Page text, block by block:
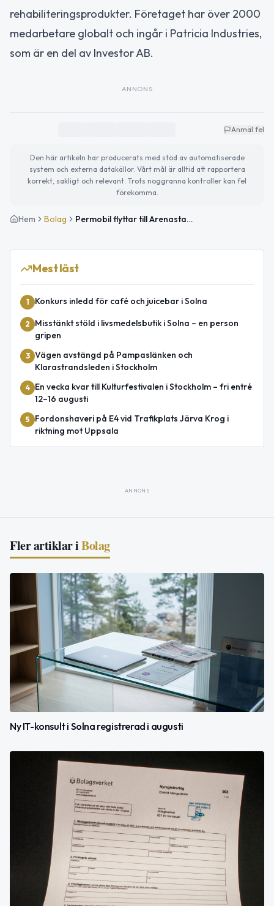
rehabiliteringsprodukter. Företaget har över 2000
medarbetare globalt och ingår i Patricia Industries,
som är en del av Investor AB.
ANNONS
Anmäl fel
Den här artikeln har producerats med stöd av automatiserade
system och externa datakällor. Vårt mål är alltid att rapportera
korrekt, sakligt och relevant. Trots noggranna kontroller kan fel
förekomma.
Hem Bolag Permobil flyttar till Arenastaden – samlar 150 medarbetare i nytt huvudkontor
Mest läst
1 Konkurs inledd för café och juicebar i Solna
2
Misstänkt stöld i livsmedelsbutik i Solna – en person
gripen
3 Vägen avstängd på Pampaslänken och
Klarastrandsleden i Stockholm
4
En vecka kvar till Kulturfestivalen i Stockholm – fri entré
12–16 augusti
5
Fordonshaveri på E4 vid Trafikplats Järva Krog i
riktning mot Uppsala
ANNONS
Fler artiklar iBolag
Ny IT-konsult i Solna registrerad i augusti